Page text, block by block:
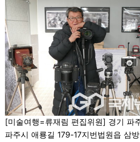
[미술여행=류재림 편집위원] 경기 파
파주시 애룡길 179-17지번법원읍 삼